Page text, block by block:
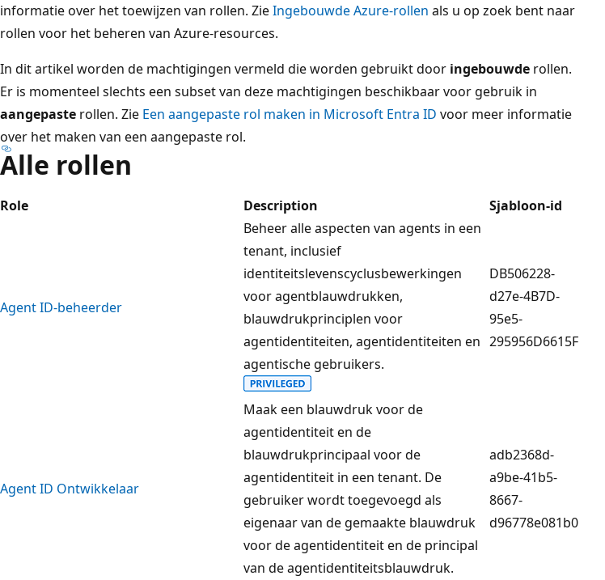
informatie over het toewijzen van rollen. ZieIngebouwde Azure-rollen als u op zoek bent naar
rollen voor het beheren van Azure-resources.
In dit artikel worden de machtigingen vermeld die worden gebruikt door ingebouwde rollen.
Er is momenteel slechts een subset van deze machtigingen beschikbaar voor gebruik in
aangepaste rollen. Zie Een aangepaste rol maken in Microsoft Entra ID voor meer informatie
over het maken van een aangepaste rol.
Alle rollen
Role Description Sjabloon-id
Agent ID-beheerder
Beheer alle aspecten van agents in een
tenant, inclusief
identiteitslevenscyclusbewerkingen
voor agentblauwdrukken,
blauwdrukprinciplen voor
agentidentiteiten, agentidentiteiten en
agentische gebruikers.
DB506228-
d27e-4B7D-
95e5-
295956D6615F
Agent ID Ontwikkelaar
Maak een blauwdruk voor de
agentidentiteit en de
blauwdrukprincipaal voor de
agentidentiteit in een tenant. De
gebruiker wordt toegevoegd als
eigenaar van de gemaakte blauwdruk
voor de agentidentiteit en de principal
van de agentidentiteitsblauwdruk.
adb2368d-
a9be-41b5-
8667-
d96778e081b0